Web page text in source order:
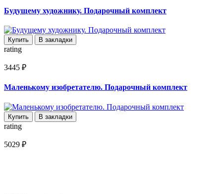
Будущему художнику. Подарочный комплект
Купить В закладки
rating
3445 ₽
Маленькому изобретателю. Подарочный комплект
Купить В закладки
rating
5029 ₽